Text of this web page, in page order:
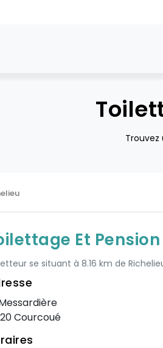
Et
se situant à 8.16 km de
Courcoué